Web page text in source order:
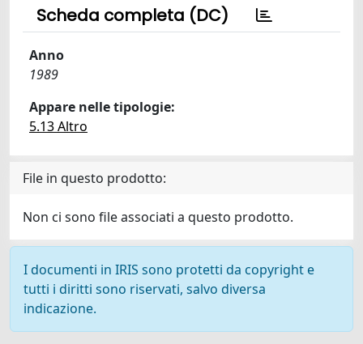
Scheda completa (DC)
Anno
1989
Appare nelle tipologie:
5.13 Altro
File in questo prodotto:
Non ci sono file associati a questo prodotto.
I documenti in IRIS sono protetti da copyright e
tutti i diritti sono riservati, salvo diversa
indicazione.